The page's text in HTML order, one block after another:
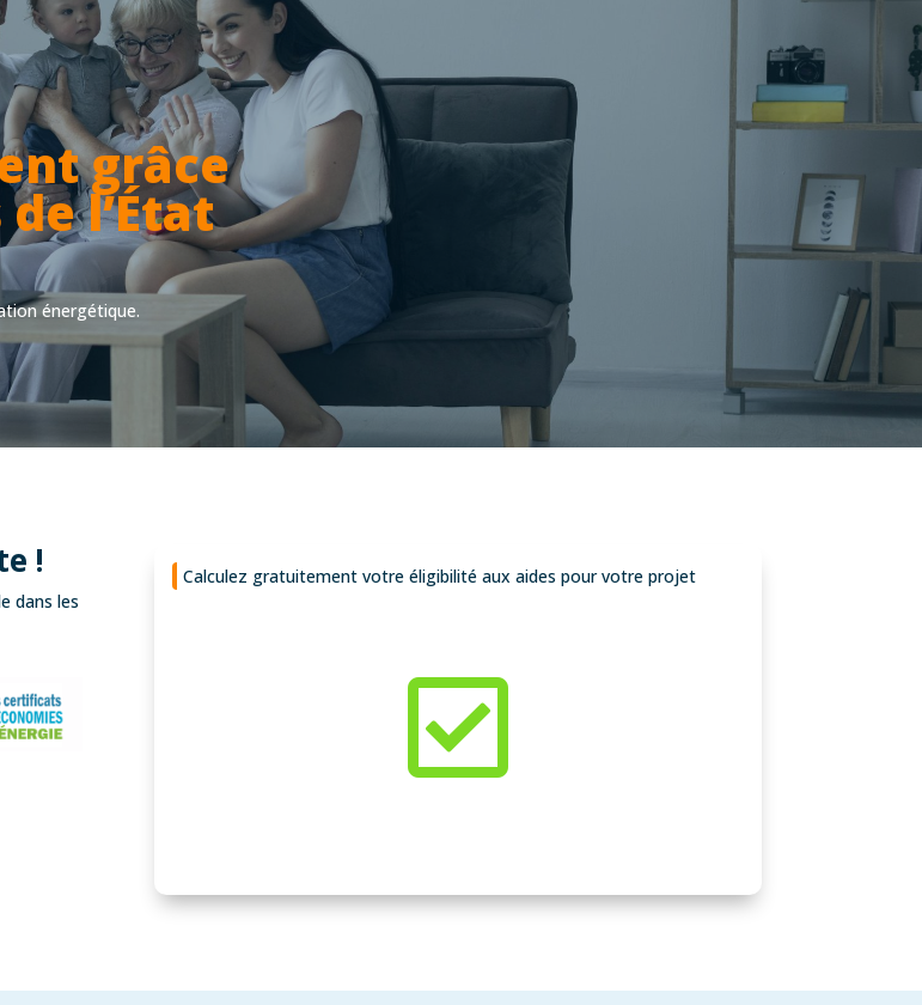
grâce
l’État
énergétique.
!
dans les
Calculez gratuitement votre éligibilité aux aides pour votre projet
